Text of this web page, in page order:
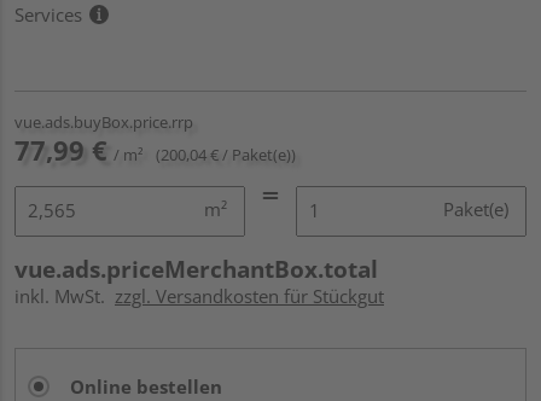
Services
vue.ads.buyBox.price.rrp
77,99 € / m² (200,04 € / Paket(e))
m² Paket(e)
vue.ads.priceMerchantBox.total
inkl. MwSt. zzgl. Versandkosten für Stückgut
Online bestellen